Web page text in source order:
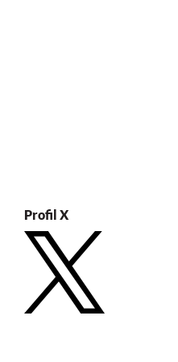
Profil X